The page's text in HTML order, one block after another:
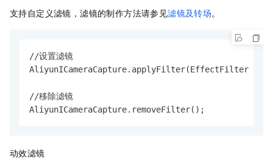
支持自定义滤镜，滤镜的制作方法请参见滤镜及转场。
//设置滤镜
AliyunICameraCapture.applyFilter(EffectFilter
//移除滤镜
AliyunICameraCapture.removeFilter();
动效滤镜